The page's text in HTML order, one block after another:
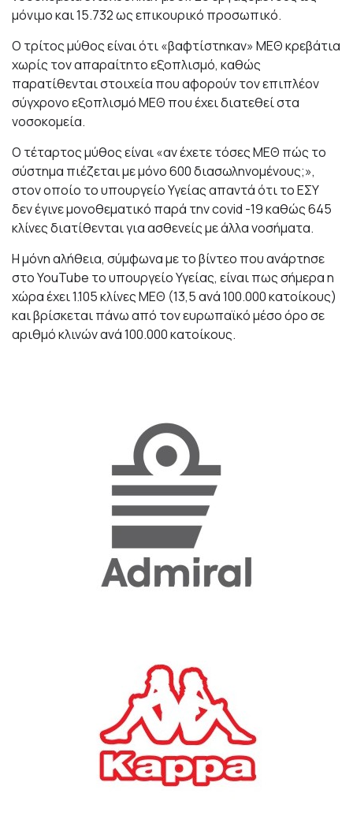
μόνιμο και 15.732 ως επικουρικό προσωπικό.
Ο τρίτος μύθος είναι ότι «βαφτίστηκαν» ΜΕΘ κρεβάτια
χωρίς τον απαραίτητο εξοπλισμό, καθώς
παρατίθενται στοιχεία που αφορούν τον επιπλέον
σύγχρονο εξοπλισμό ΜΕΘ που έχει διατεθεί στα
νοσοκομεία.
Ο τέταρτος μύθος είναι «αν έχετε τόσες ΜΕΘ πώς το
σύστημα πιέζεται με μόνο 600 διασωληνομένους;»,
στον οποίο το υπουργείο Υγείας απαντά ότι το ΕΣΥ
δεν έγινε μονοθεματικό παρά την covid -19 καθώς 645
κλίνες διατίθενται για ασθενείς με άλλα νοσήματα.
Η μόνη αλήθεια, σύμφωνα με το βίντεο που ανάρτησε
στο YouTube το υπουργείο Υγείας, είναι πως σήμερα η
χώρα έχει 1.105 κλίνες ΜΕΘ (13,5 ανά 100.000 κατοίκους)
και βρίσκεται πάνω από τον ευρωπαϊκό μέσο όρο σε
αριθμό κλινών ανά 100.000 κατοίκους.